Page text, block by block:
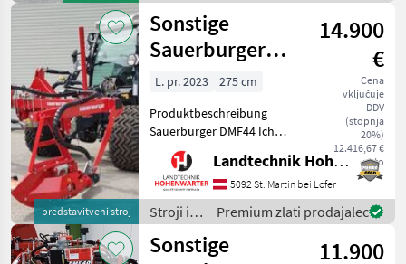
predstavitveni stroj
Sonstige
Sauerburger
DMF 44/2750
(15918)
14.900
€
Cena
vključuje
DDV
(stopnja
20%)
12.416,67 €
neto
L. pr. 2023
275 cm
Produktbeschreibung
Sauerburger DMF44 Ich
freue mich, Ihnen im
Maschinenzentrum St.
Martin das Sauerburger
DMF44 Doppelmesser-
Frontmähwerk ausführlich
vorzustellen
Landtechnik Hohenwarter GmbH
5092 St. Martin bei Lofer
Stroji in
oprema
za žetev
Premium zlati prodajalec
Sonstige
11.900